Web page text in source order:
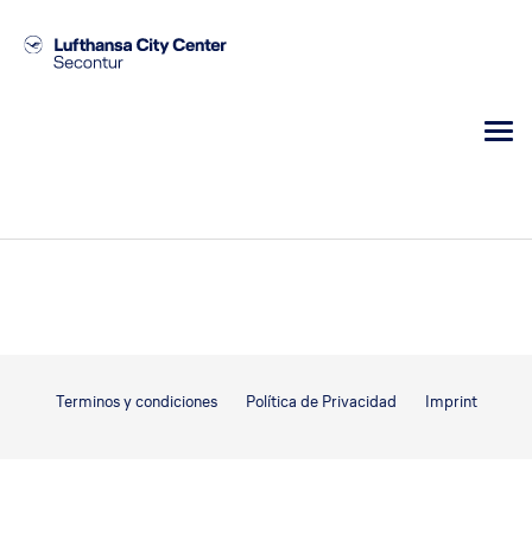
Terminos y condiciones Política de Privacidad Imprint